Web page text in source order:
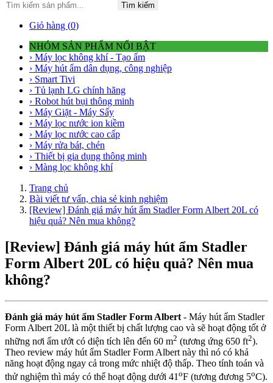
Tìm kiếm
Giỏ hàng (0)
NHÓM SẢN PHẨM NỔI BẬT
› Máy lọc không khí - Tạo ẩm
› Máy hút ẩm dân dụng, công nghiệp
› Smart Tivi
› Tủ lạnh LG chính hãng
› Robot hút bụi thông minh
› Máy Giặt - Máy Sấy
› Máy lọc nước ion kiềm
› Máy lọc nước cao cấp
› Máy rửa bát, chén
› Thiết bị gia dụng thông minh
› Màng lọc không khí
Trang chủ
Bài viết tư vấn, chia sẻ kinh nghiệm
[Review] Đánh giá máy hút ẩm Stadler Form Albert 20L có
hiệu quả? Nên mua không?
[Review] Đánh giá máy hút ẩm Stadler
Form Albert 20L có hiệu quả? Nên mua
không?
Đánh giá máy hút ẩm Stadler Form Albert - Máy hút ẩm Stadler
Form Albert 20L là một thiết bị chất lượng cao và sẽ hoạt động tốt ở
những nơi ẩm ướt có diện tích lên đến 60 m2 (tương ứng 650 ft2).
Theo review máy hút ẩm Stadler Form Albert này thì nó có khả
năng hoạt động ngay cả trong mức nhiệt độ thấp. Theo tính toán và
thử nghiệm thì máy có thể hoạt động dưới 41oF (tương đương 5oC).